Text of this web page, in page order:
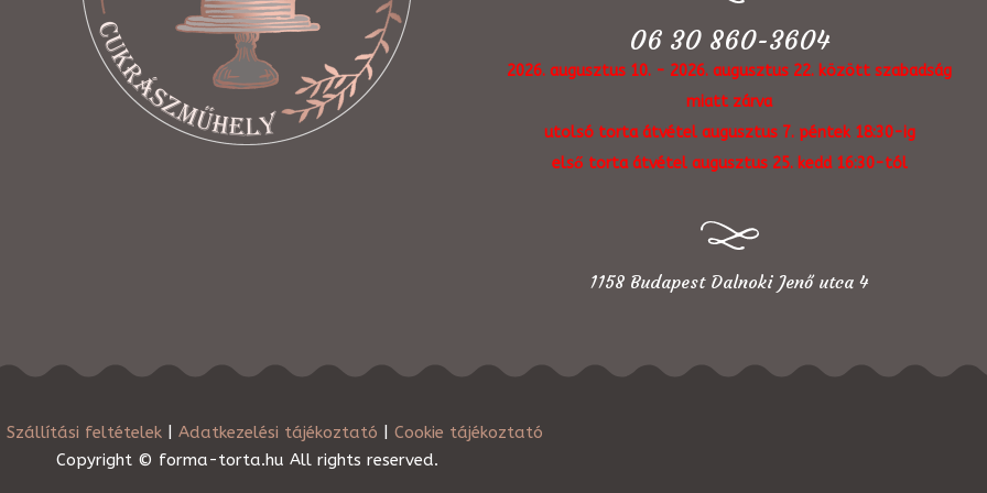
06 30 860-3604
2026. augusztus 10. - 2026. augusztus 22. között szabadság
miatt zárva
utolsó torta átvétel augusztus 7. péntek 18:30-ig
első torta átvétel augusztus 25. kedd 16:30-tól
1158 Budapest Dalnoki Jenő utca 4
Szállítási feltételek| Adatkezelési tájékoztató
Cookie tájékoztató
Copyright © forma-torta.hu All rights reserved.